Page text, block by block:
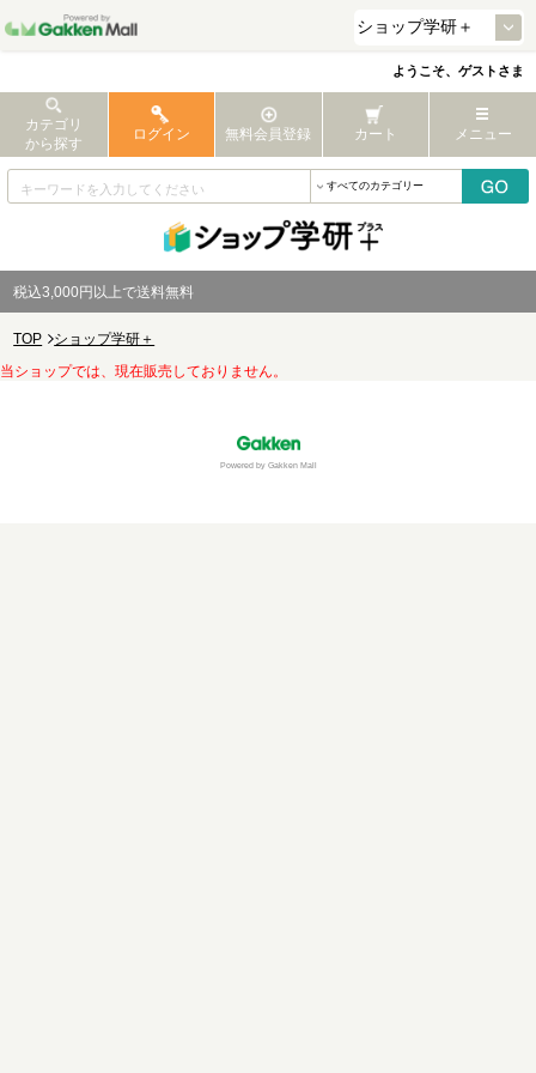
ようこそ、ゲストさま
カテゴリ
から探す
ログイン 無料会員登録 カート メニュー
税込3,000円以上で送料無料
TOP
ショップ学研＋
当ショップでは、現在販売しておりません。
Powered by Gakken Mall